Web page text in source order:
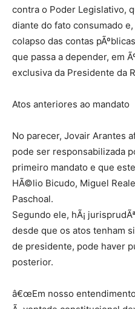
contra o Poder Legislativo,
diante do fato consumado
colapso das contas
que passa a depender, em
exclusiva da Presidente da
Atos anteriores ao mandato
No parecer, Jovair Arantes
pode ser responsabilizada
primeiro mandato e que
HÃ©lio Bicudo, Miguel
Paschoal.
Segundo ele, hÃ¡
desde que os atos tenham
de presidente, pode haver
posterior.
â€œEm nosso